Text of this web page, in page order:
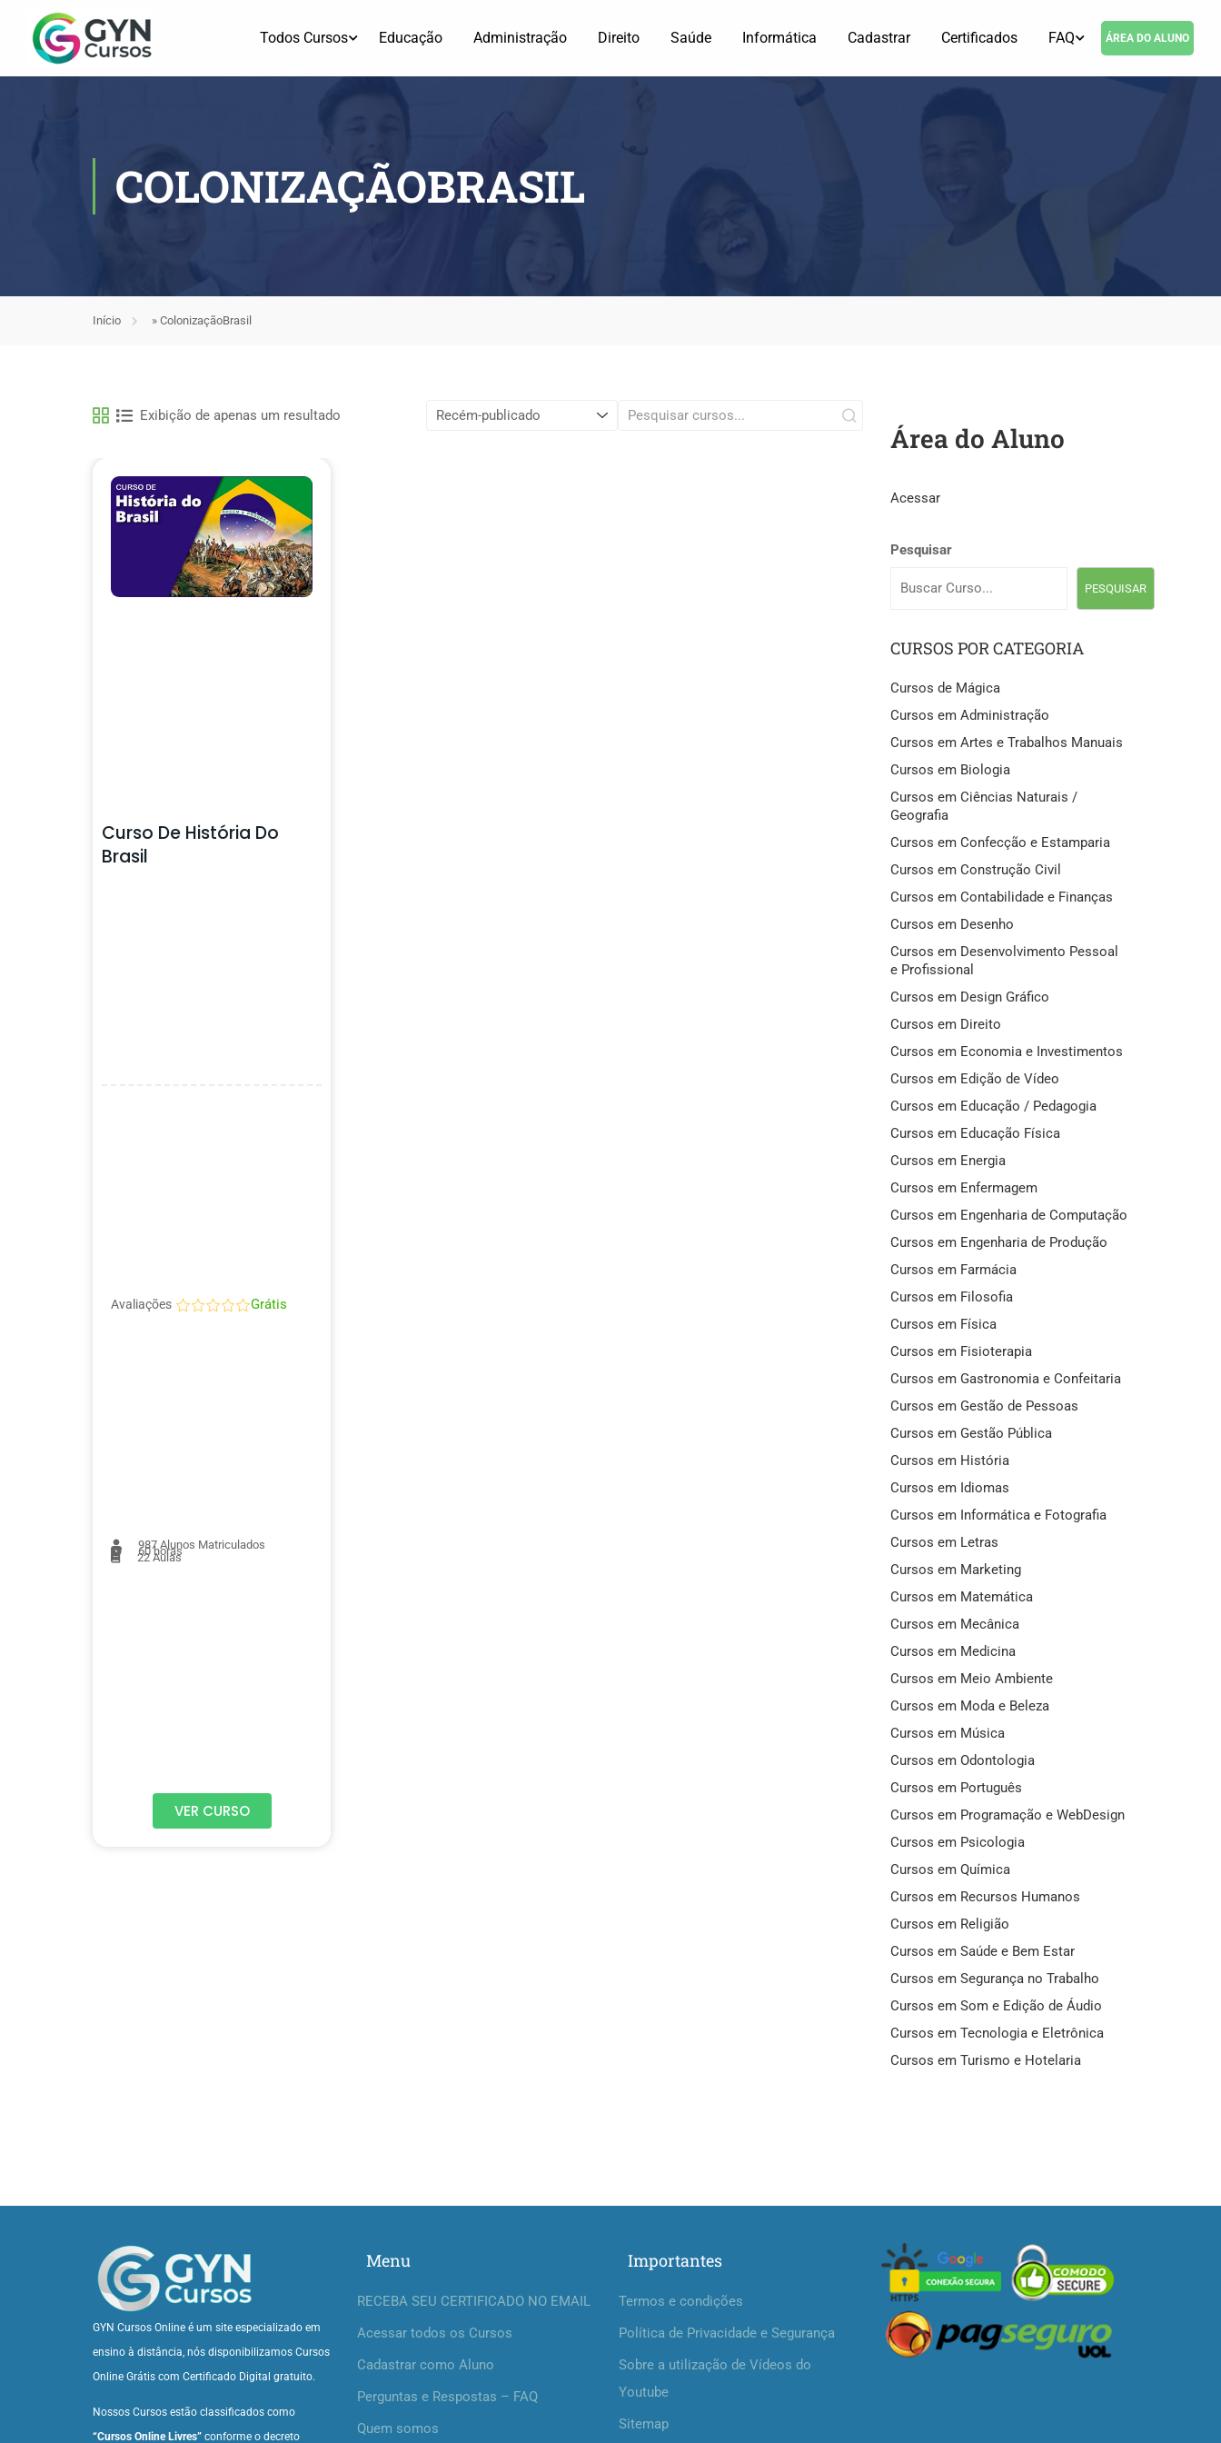
Todos Cursos Educação Administração Direito Saúde Informática Cadastrar Certificados FAQ ÁREA DO ALUNO
COLONIZAÇÃOBRASIL
Início » ColonizaçãoBrasil
Exibição de apenas um resultado
Curso De História Do
Brasil
Avaliações Grátis
987 Alunos Matriculados
60 horas
22Aulas
VER CURSO
Área do Aluno
Acessar
Pesquisar
PESQUISAR
CURSOS POR CATEGORIA
Cursos de Mágica
Cursos em Administração
Cursos em Artes e Trabalhos Manuais
Cursos em Biologia
Cursos em Ciências Naturais /
Geografia
Cursos em Confecção e Estamparia
Cursos em Construção Civil
Cursos em Contabilidade e Finanças
Cursos em Desenho
Cursos em Desenvolvimento Pessoal
e Profissional
Cursos em Design Gráfico
Cursos em Direito
Cursos em Economia e Investimentos
Cursos em Edição de Vídeo
Cursos em Educação / Pedagogia
Cursos em Educação Física
Cursos em Energia
Cursos em Enfermagem
Cursos em Engenharia de Computação
Cursos em Engenharia de Produção
Cursos em Farmácia
Cursos em Filosofia
Cursos em Física
Cursos em Fisioterapia
Cursos em Gastronomia e Confeitaria
Cursos em Gestão de Pessoas
Cursos em Gestão Pública
Cursos em História
Cursos em Idiomas
Cursos em Informática e Fotografia
Cursos em Letras
Cursos em Marketing
Cursos em Matemática
Cursos em Mecânica
Cursos em Medicina
Cursos em Meio Ambiente
Cursos em Moda e Beleza
Cursos em Música
Cursos em Odontologia
Cursos em Português
Cursos em Programação e WebDesign
Cursos em Psicologia
Cursos em Química
Cursos em Recursos Humanos
Cursos em Religião
Cursos em Saúde e Bem Estar
Cursos em Segurança no Trabalho
Cursos em Som e Edição de Áudio
Cursos em Tecnologia e Eletrônica
Cursos em Turismo e Hotelaria
GYN Cursos Online é um site especializado em
ensino à distância, nós disponibilizamos Cursos
Online Grátis com Certificado Digital gratuito.
Nossos Cursos estão classificados como
“Cursos Online Livres” conforme o decreto
Menu
RECEBA SEU CERTIFICADO NO EMAIL
Acessar todos os Cursos
Cadastrar como Aluno
Perguntas e Respostas – FAQ
Quem somos
Importantes
Termos e condições
Política de Privacidade e Segurança
Sobre a utilização de Vídeos do
Youtube
Sitemap